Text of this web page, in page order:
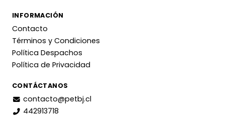
INFORMACIÓN
Contacto
Términos y Condiciones
Política Despachos
Política de Privacidad
CONTÁCTANOS
contacto@petbj.cl
442913718